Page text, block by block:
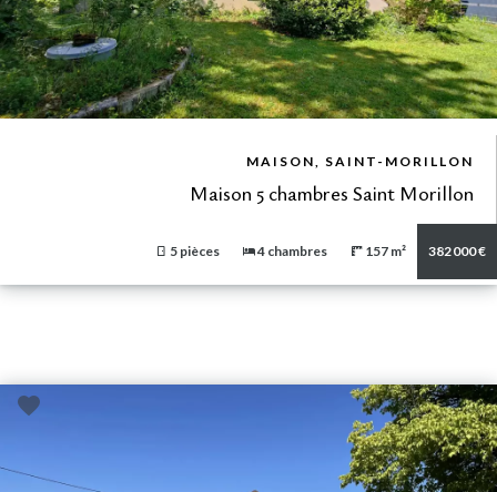
MAISON, SAINT-MORILLON
Maison 5 chambres Saint Morillon
5 pièces 4 chambres 157 m² 382 000 €